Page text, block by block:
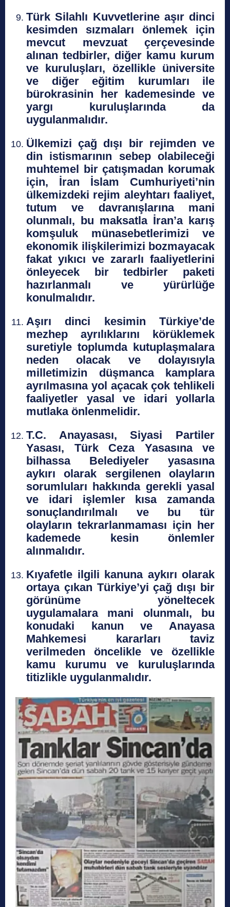
Türk Silahlı Kuvvetlerine aşır dinci
kesimden sızmaları önlemek için
mevcut mevzuat çerçevesinde
alınan tedbirler, diğer kamu kurum
ve kuruluşları, özellikle üniversite
ve diğer eğitim kurumları ile
bürokrasinin her kademesinde ve
yargı kuruluşlarında da
uygulanmalıdır.
Ülkemizi çağ dışı bir rejimden ve
din istismarının sebep olabileceği
muhtemel bir çatışmadan korumak
için, İran İslam Cumhuriyeti’nin
ülkemizdeki rejim aleyhtarı faaliyet,
tutum ve davranışlarına mani
olunmalı, bu maksatla İran’a karış
komşuluk münasebetlerimizi ve
ekonomik ilişkilerimizi bozmayacak
fakat yıkıcı ve zararlı faaliyetlerini
önleyecek bir tedbirler paketi
hazırlanmalı ve yürürlüğe
konulmalıdır.
Aşırı dinci kesimin Türkiye’de
mezhep ayrılıklarını körüklemek
suretiyle toplumda kutuplaşmalara
neden olacak ve dolayısıyla
milletimizin düşmanca kamplara
ayrılmasına yol açacak çok tehlikeli
faaliyetler yasal ve idari yollarla
mutlaka önlenmelidir.
T.C. Anayasası, Siyasi Partiler
Yasası, Türk Ceza Yasasına ve
bilhassa Belediyeler yasasına
aykırı olarak sergilenen olayların
sorumluları hakkında gerekli yasal
ve idari işlemler kısa zamanda
sonuçlandırılmalı ve bu tür
olayların tekrarlanmaması için her
kademede kesin önlemler
alınmalıdır.
Kıyafetle ilgili kanuna aykırı olarak
ortaya çıkan Türkiye’yi çağ dışı bir
görünüme yöneltecek
uygulamalara mani olunmalı, bu
konudaki kanun ve Anayasa
Mahkemesi kararları taviz
verilmeden öncelikle ve özellikle
kamu kurumu ve kuruluşlarında
titizlikle uygulanmalıdır.